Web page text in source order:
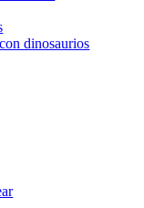
dinosaurios